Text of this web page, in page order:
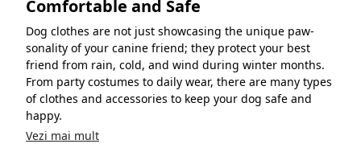
Dog Clothes: Keep Your Dog
Comfortable and Safe
Dog clothes are not just showcasing the unique paw-
sonality of your canine friend; they protect your best
friend from rain, cold, and wind during winter months.
From party costumes to daily wear, there are many types
of clothes and accessories to keep your dog safe and
happy.